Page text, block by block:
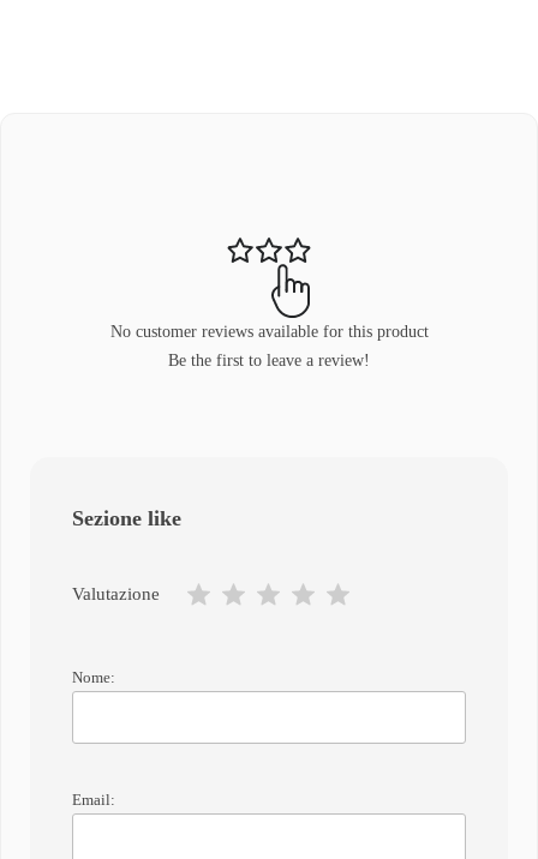
No customer reviews available for this product
Be the first to leave a review!
Sezione like
Valutazione
Nome:
Email: